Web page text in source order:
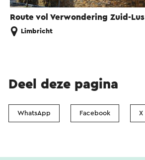
Route vol Verwondering Zuid-Lus
Limbricht
Deel deze pagina
WhatsApp Facebook X